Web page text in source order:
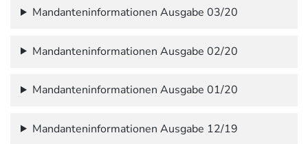
Mandanteninformationen Ausgabe 03/20
Mandanteninformationen Ausgabe 02/20
Mandanteninformationen Ausgabe 01/20
Mandanteninformationen Ausgabe 12/19